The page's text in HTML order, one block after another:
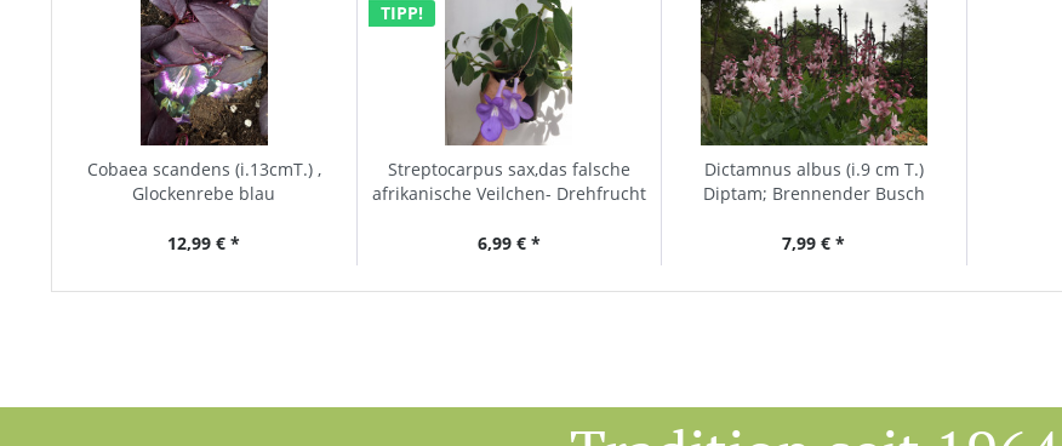
Cobaea scandens (i.13cmT.) ,
Glockenrebe blau
12,99 € *
TIPP!
Streptocarpus sax,das falsche
afrikanische Veilchen- Drehfrucht
6,99 € *
Dictamnus albus (i.9 cm T.)
Diptam; Brennender Busch
7,99 € *